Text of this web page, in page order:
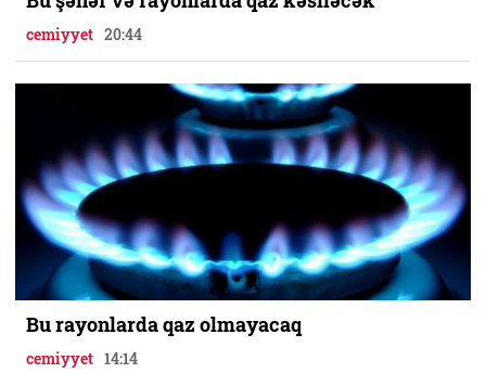
cemiyyet 20:44
Bu rayonlarda qaz olmayacaq
cemiyyet 14:14